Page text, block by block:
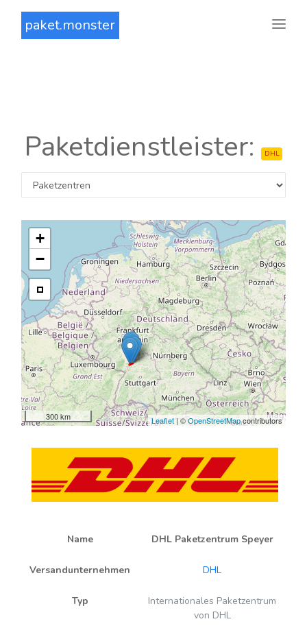
paket.monster
Paketdienstleister: DHL
+
−
300 km Leaflet | ©OpenStreetMapcontributors
Name DHL Paketzentrum Speyer
Versandunternehmen DHL
Typ
Internationales Paketzentrum
von DHL